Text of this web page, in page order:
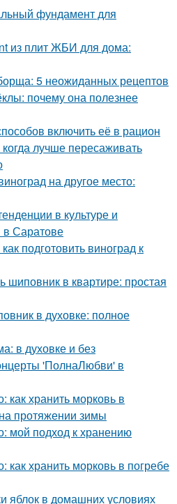
фундамент для
из плит ЖБИ для дома:
5 неожиданных рецептов
почему она полезнее
включить её в рацион
лучше пересаживать
на другое место:
в культуре и
в Саратове
подготовить виноград к
шиповник в квартире: простая
в духовке: полное
в духовке и без
'ПолнаЛюбви' в
как хранить морковь в
протяжении зимы
мой подход к хранению
как хранить морковь в погребе
яблок в домашних условиях